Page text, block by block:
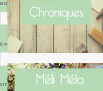
NOM
E-MAIL
SITE WEB